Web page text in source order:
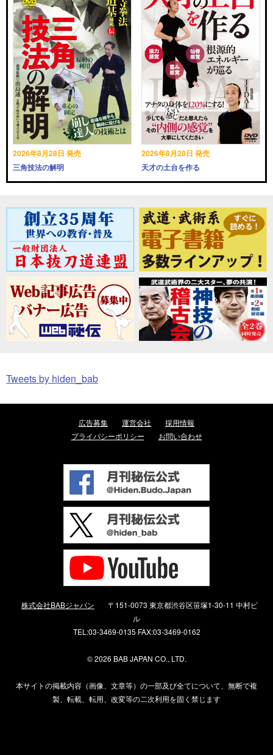
2026年8月28日 発売
三角技法の解明
2026年8月28日 発売
天才の土台を作る
Tweets by hiden_bab
広告募集 運営会社
採用情報
プライバシーポリシー
お問い合わせ
株式会社BABジャパン
〒151-0073 東京都渋谷区笹塚1-30-11 中村ビ
ル
TEL:03-3469-0135 FAX:03-3469-0162
©2026 BAB JAPAN CO., LTD.
本サイトの掲載内容（画像、文章等）の一部及び全てについて、無断で複
製、転載、転用、改変等の二次利用を固く禁じます